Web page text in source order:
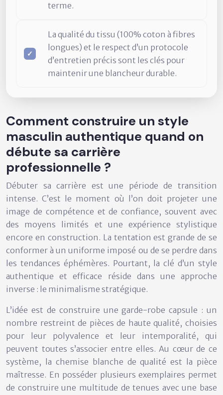
terme.
La qualité du tissu (100% coton à fibres
longues) et le respect d’un protocole
d’entretien précis sont les clés pour
maintenir une blancheur durable.
Comment construire un style
masculin authentique quand on
débute sa carrière
professionnelle ?
Débuter sa carrière est une période de transition
intense. C’est le moment où l’on doit projeter une
image de compétence et de confiance, souvent avec
des moyens limités et une expérience stylistique
encore en construction. La tentation est grande de se
conformer à un uniforme imposé ou de se perdre dans
les tendances éphémères. Pourtant, la clé d’un style
authentique et efficace réside dans une approche
inverse : le minimalisme stratégique.
L’idée est de construire unegarde-robe capsule : un
nombre restreint de pièces de haute qualité, choisies
pour leur polyvalence et leur intemporalité, qui
peuvent toutes s’associer entre elles. Au cœur de ce
système, la chemise blanche de qualité est la pièce
maîtresse. En posséder plusieurs exemplaires permet
de construire une multitude de tenues avec une base